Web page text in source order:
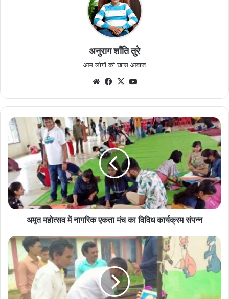
अनुराग शाँति तुरे
आम लोगों की खास आवाज
WebsiteFacebook
X
अमृत
महोत्सव
में
नागरिक
एकता
मंच
का
विविध
कार्यक्रम
अमृत महोत्सव में नागरिक एकता मंच का विविध कार्यक्रम संपन्न
मुतेड़ा
में
मना
75वाँ
अमृत
महोत्सव